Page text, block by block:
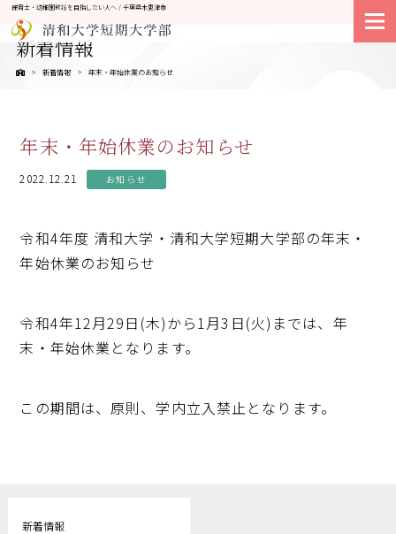
保育士・幼稚園教諭を目指したい人へ / 千葉県木更津市
新着情報
新着情報 年末・年始休業のお知らせ
大学紹介
年末・年始休業のお知らせ
2022.12.21 お知らせ
令和4年度 清和大学・清和大学短期大学部の年末・
年始休業のお知らせ
令和4年12月29日(木)から1月3日(火)までは、年
末・年始休業となります。
この期間は、原則、学内立入禁止となります。
新着情報